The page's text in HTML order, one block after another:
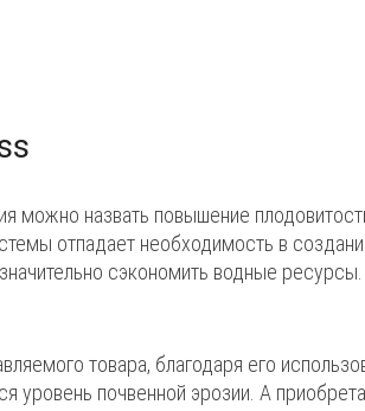
можно назвать повышение
отпадает необходимость в
сэкономить водные ресурсы.
товара, благодаря его
уровень почвенной эрозии. А